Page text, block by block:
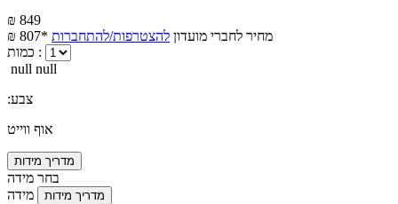
₪ 849
₪ 807*
מחיר לחברי מועדון להצטרפות/להתחברות
כמות :
null null
:צבע
אוף ווייט
מדריך מידות
בחר מידה
מידה
מדריך מידות